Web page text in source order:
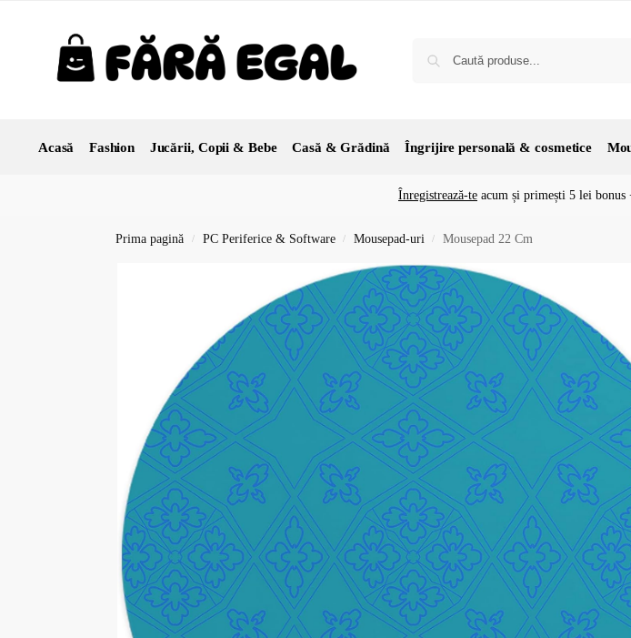
Acasă Fashion Jucării, Copii & Bebe Casă & Grădină Îngrijire personală & cosmetice
Înregistrează-te acum și primești 5 lei bonus
Prima pagină / PC Periferice & Software / Mousepad-uri / Mousepad 22 Cm